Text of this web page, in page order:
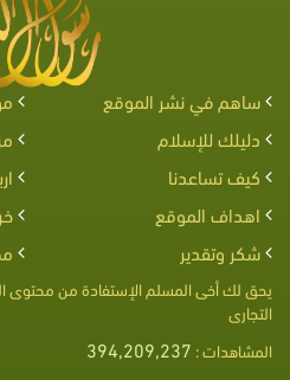
ساهم في نشر الموقع
دليلك للإسلام
كيف تساعدنا
اهداف الموقع
شكر وتقدير
يحق لك أخى المسلم الإستفادة من محتوى
التجارى
المشاهدات : 394,209,237